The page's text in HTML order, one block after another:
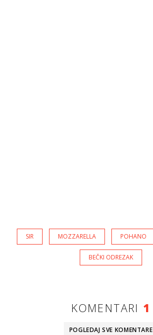
SIR MOZZARELLA POHANO
BEČKI ODREZAK
KOMENTARI 1
POGLEDAJ SVE KOMENTARE